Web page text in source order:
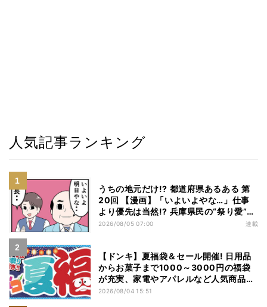
人気記事ランキング
うちの地元だけ!? 都道府県あるある 第
20回 【漫画】「いよいよやな…」仕事
より優先は当然!? 兵庫県民の“祭り愛”が
熱すぎた
2026/08/05 07:00 連載
【ドンキ】夏福袋＆セール開催! 日用品
からお菓子まで1000～3000円の福袋
が充実、家電やアパレルなど人気商品も
特価
2026/08/04 15:51